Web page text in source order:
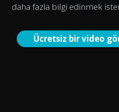
daha fazla bilgi edinmek
Ücretsiz bir video